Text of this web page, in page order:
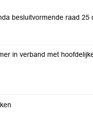
besluitvormende raad 25
in verband met